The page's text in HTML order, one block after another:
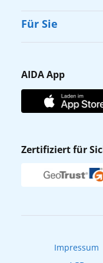
Cruise & Help
Karriere
Affiliateprogramm
Verhaltens- &
Newsletter
Für Sie
Gästefragebogen
AIDA Club
AIDA App
AIDA App
Zertifiziert für
Impressum